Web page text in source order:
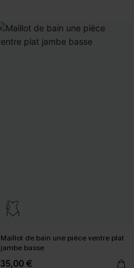
Maillot de bain une pièce ventre plat
jambe basse
35,00 €